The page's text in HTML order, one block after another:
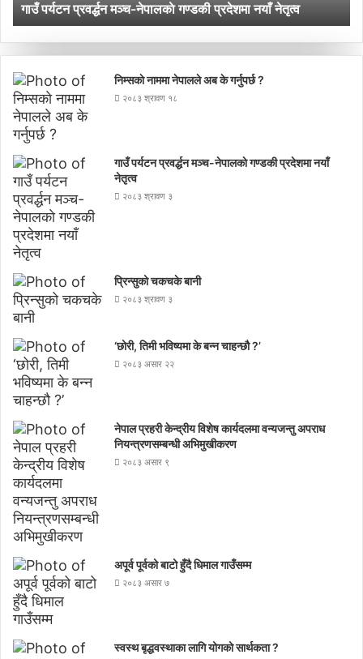
गाउँ पर्यटन प्रवर्द्धन मञ्च-नेपालकाे गण्डकी प्रदेशमा नयाँ नेतृत्व
निम्सकाे नाममा नेपालले अब के गर्नुपर्छ ?
२०८३ श्रावण १८
गाउँ पर्यटन प्रवर्द्धन मञ्च-नेपालकाे गण्डकी प्रदेशमा नयाँ
नेतृत्व
२०८३ श्रावण ३
प्रिन्सुको चकचके बानी
२०८३ श्रावण ३
‘छोरी, तिमी भविष्यमा के बन्न चाहन्छौ ?’
२०८३ असार २२
नेपाल प्रहरी केन्द्रीय विशेष कार्यदलमा वन्यजन्तु अपराध
नियन्त्रणसम्बन्धी अभिमुखीकरण
२०८३ असार ९
अपूर्व पूर्वको बाटो हुँदै धिमाल गाउँसम्म
२०८३ असार ७
स्वस्थ बृद्धवस्थाका लागि योगको सार्थकता ?